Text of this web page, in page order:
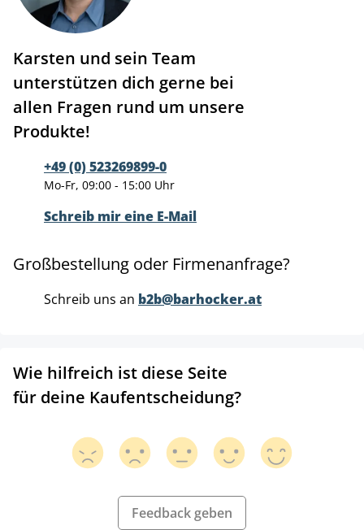
Karsten und sein Team
unterstützen dich gerne bei
allen Fragen rund um unsere
Produkte!
+49 (0) 523269899-0
Mo-Fr, 09:00 - 15:00 Uhr
Schreib mir eine E-Mail
Großbestellung oder Firmenanfrage?
Schreib uns an b2b@barhocker.at
Wie hilfreich ist diese Seite
für deine Kaufentscheidung?
Feedback geben